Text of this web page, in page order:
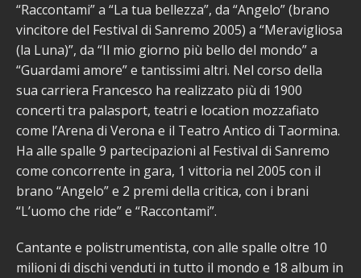
“Raccontami” a “La tua bellezza”, da “Angelo” (brano
vincitore del Festival di Sanremo 2005) a “Meravigliosa
(la Luna)”, da “Il mio giorno più bello del mondo” a
“Guardami amore” e tantissimi altri. Nel corso della
sua carriera Francesco ha realizzato più di 1900
concerti tra palasport, teatri e location mozzafiato
come l’Arena di Verona e il Teatro Antico di Taormina.
Ha alle spalle 9 partecipazioni al Festival di Sanremo
come concorrente in gara, 1 vittoria nel 2005 con il
brano “Angelo” e 2 premi della critica, con i brani
“L’uomo che ride” e “Raccontami”.
Cantante e polistrumentista, con alle spalle oltre 10
milioni di dischi venduti in tutto il mondo e 18 album in